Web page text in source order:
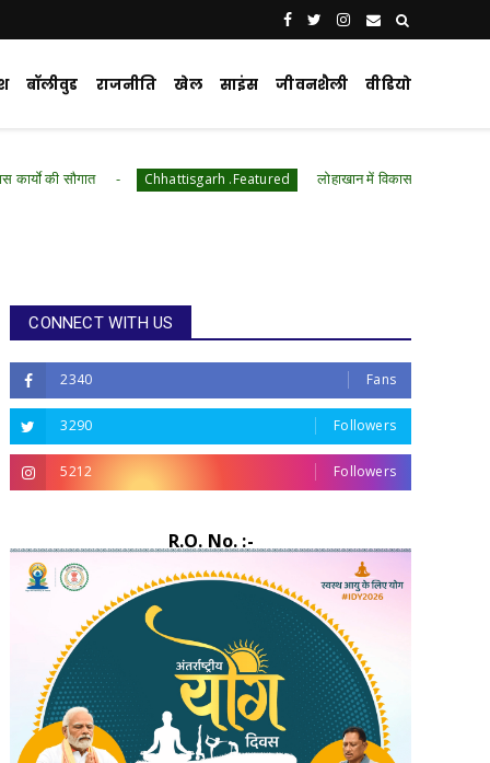
बॉलीवुड राजनीति खेल साइंस जीवनशैली वीडियो
Chhattisgarh .Featured लोहाखान में विकास कार्यों को मिली नई सौगात,
CONNECT WITH US
2340 Fans
3290 Followers
5212 Followers
R.O. No. :-